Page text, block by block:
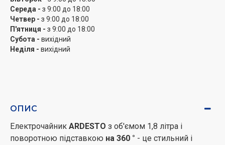
Середа - з 9:00 до 18:00
Четвер - з 9:00 до 18:00
П'ятниця - з 9:00 до 18:00
Субота - вихідний
Неділя - вихідний
ОПИС
Електрочайник ARDESTO з об'ємом 1,8 літра і
поворотною підставкою на 360 ° - це стильний і